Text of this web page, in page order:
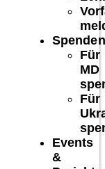
Spenden
Für
MD
Für
Events
&